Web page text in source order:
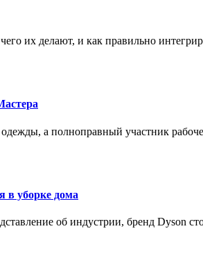
их делают, и как правильно
а полноправный участник
в уборке дома
об индустрии, бренд Dyson